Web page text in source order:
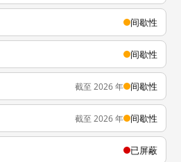
间歇性
间歇性
截至 2026 年 间歇性
截至 2026 年 间歇性
已屏蔽